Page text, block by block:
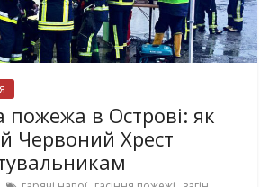
в Острові: як
Червоний Хрест